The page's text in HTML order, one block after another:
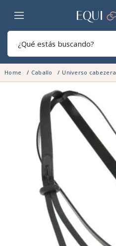
Hogar
Home Caballo Universo cabezera